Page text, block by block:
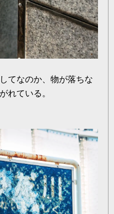
てなのか、物が落ちな
れている。